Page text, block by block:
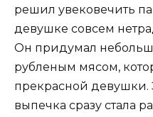
решил увековечить
девушке совсем
Он придумал
рубленым мясом,
прекрасной девушки.
выпечка сразу стала